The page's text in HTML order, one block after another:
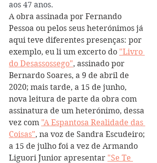
aos 47 anos.
A obra assinada por Fernando
Pessoa ou pelos seus heterónimos já
aqui teve diferentes presenças: por
exemplo, eu li um excerto do "Livro
do Desassossego", assinado por
Bernardo Soares, a 9 de abril de
2020; mais tarde, a 15 de junho,
nova leitura de parte da obra com
assinatura de um heterónimo, dessa
vez com "A Espantosa Realidade das
Coisas", na voz de Sandra Escudeiro;
a 15 de julho foi a vez de Armando
Liguori Junior apresentar "Se Te